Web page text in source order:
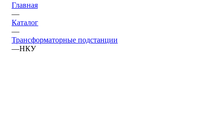
Главная
—
Каталог
—
Трансформаторные подстанции
—НКУ